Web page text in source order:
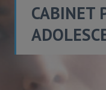
CABINET